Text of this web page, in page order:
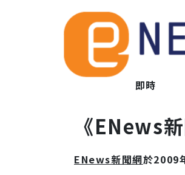
即時
《ENews
ENews新聞網於2009